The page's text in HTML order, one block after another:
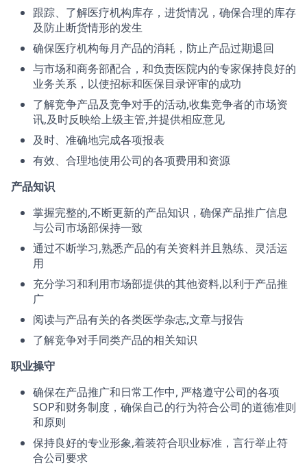
跟踪、了解医疗机构库存，进货情况，确保合理的库存
及防止断货情形的发生
确保医疗机构每月产品的消耗，防止产品过期退回
与市场和商务部配合，和负责医院内的专家保持良好的
业务关系，以使招标和医保目录评审的成功
了解竞争产品及竞争对手的活动,收集竞争者的市场资
讯,及时反映给上级主管,并提供相应意见
及时、准确地完成各项报表
有效、合理地使用公司的各项费用和资源
产品知识
掌握完整的,不断更新的产品知识，确保产品推广信息
与公司市场部保持一致
通过不断学习,熟悉产品的有关资料并且熟练、灵活运
用
充分学习和利用市场部提供的其他资料,以利于产品推
广
阅读与产品有关的各类医学杂志,文章与报告
了解竞争对手同类产品的相关知识
职业操守
确保在产品推广和日常工作中, 严格遵守公司的各项
SOP和财务制度，确保自己的行为符合公司的道德准则
和原则
保持良好的专业形象,着装符合职业标准，言行举止符
合公司要求